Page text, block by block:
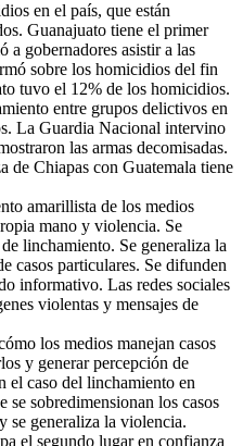
en el país, que están
Guanajuato tiene el primer
a gobernadores asistir a las
sobre los homicidios del fin
tuvo el 12% de los homicidios.
entre grupos delictivos en
La Guardia Nacional intervino
las armas decomisadas.
de Chiapas con Guatemala tiene
amarillista de los medios
mano y violencia. Se
linchamiento. Se generaliza la
casos particulares. Se difunden
informativo. Las redes sociales
violentas y mensajes de
los medios manejan casos
y generar percepción de
el caso del linchamiento en
se sobredimensionan los casos
se generaliza la violencia.
el segundo lugar en confianza